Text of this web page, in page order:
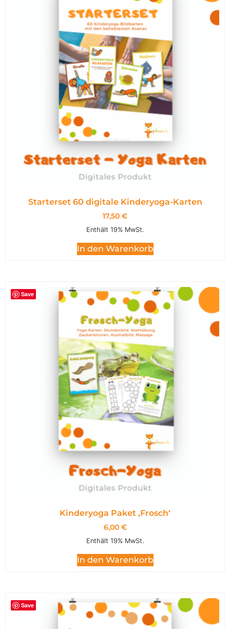
Starterset 60 digitale Kinderyoga-Karten
17,50 €
Enthält 19% MwSt.
In den Warenkorb
Save
Kinderyoga Paket ,Frosch‘
6,00 €
Enthält 19% MwSt.
In den Warenkorb
Save